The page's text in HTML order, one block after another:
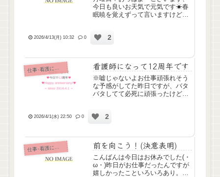
今日も良いお天気で元気です☀春
眠暁を覚えずって言いますけど、
粉も平気なのです😎あんまり元気
ど、...
2026/4/13(月) 10:32 0 2
仕
事･看護について 看護師になって12周年です
※嘘じゃないよお仕事頑張れそう
な予感がしてた昨日ですが、バタ
バタしてて必死に頑張ったけどな
問時間通りに行けなかったし、バ
い...
2026/4/1(水) 22:50 0 2
仕
事･看護について 前を向こう！(決意表明)
こんばんは今日はお休みでした(・
ω・)昨日がお仕事だったんですが
嬉しかったこといろいろあり。